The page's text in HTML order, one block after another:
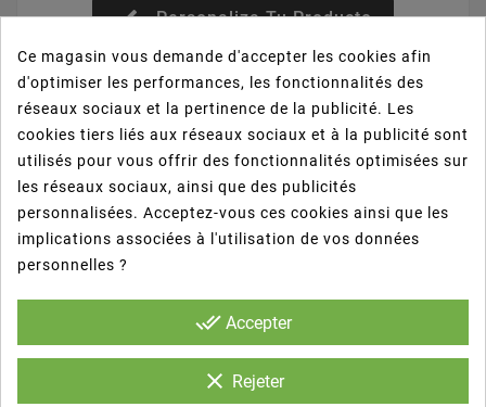
brush Personaliza Tu Producto
Donnez votre avis
La description
Ce magasin vous demande d'accepter les cookies afin
d'optimiser les performances, les fonctionnalités des
réseaux sociaux et la pertinence de la publicité. Les
cookies tiers liés aux réseaux sociaux et à la publicité sont
utilisés pour vous offrir des fonctionnalités optimisées sur
les réseaux sociaux, ainsi que des publicités
personnalisées. Acceptez-vous ces cookies ainsi que les
implications associées à l'utilisation de vos données
personnelles ?
done_all Accepter
clear Rejeter